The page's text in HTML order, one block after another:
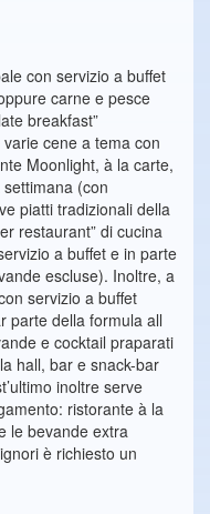
con servizio a buffet
carne e pesce
breakfast”
cene a tema con
Moonlight, à la carte,
(con
piatti tradizionali della
restaurant” di cucina
a buffet e in parte
escluse). Inoltre, a
servizio a buffet
parte della formula all
e cocktail praparati
hall, bar e snack-bar
inoltre serve
ristorante à la
le bevande extra
è richiesto un